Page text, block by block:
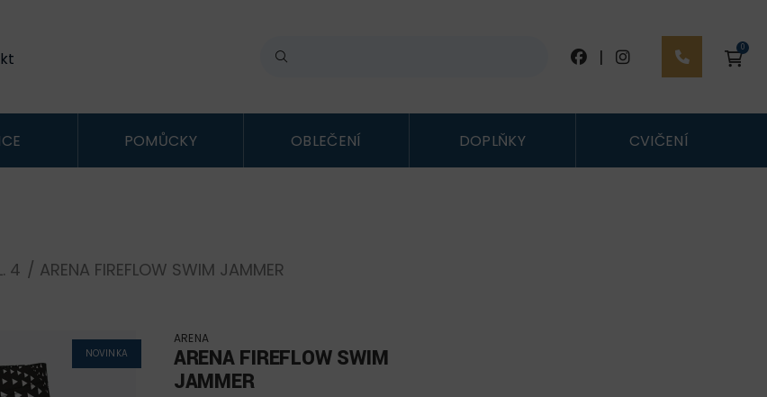
| 0
POMŮCKY OBLEČENÍ DOPLŇKY CVIČENÍ
4 / ARENA FIREFLOW SWIM JAMMER
NOVINKA
ARENA
ARENA FIREFLOW SWIM
JAMMER